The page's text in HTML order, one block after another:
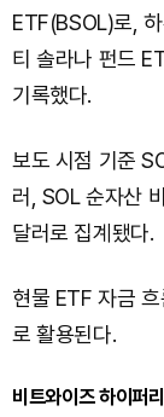
ETF(BSOL)로,
티 솔라나 펀드
기록했다.
보도 시점 기준
러, SOL 순자산
달러로 집계됐다.
현물 ETF 자금
로 활용된다.
비트와이즈 하이퍼